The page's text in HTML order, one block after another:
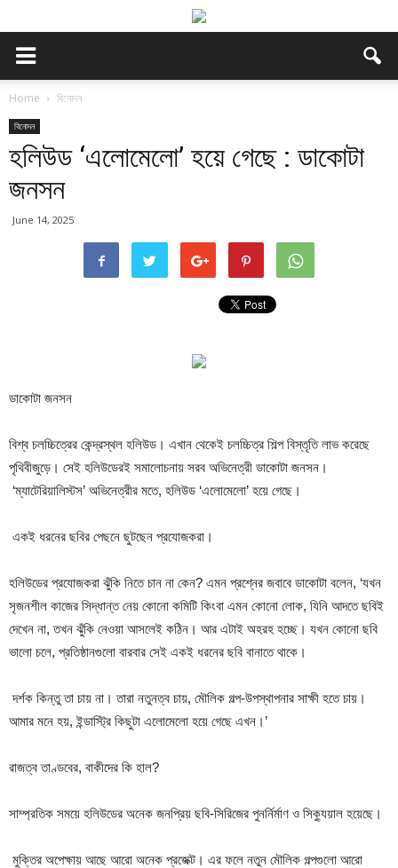
Home বিনোদন
বিনোদন
হলিউড ‘এলোমেলো’ হয়ে গেছে : ডাকোটা
জনসন
June 14, 2025
ডাকোটা জনসন
বিশ্ব চলচ্চিত্রের কেন্দ্রস্থল হলিউড। এখান থেকেই চলচ্চিত্র শিল্প বিস্তৃতি লাভ করেছে
পৃথিবীজুড়ে। সেই হলিউডেরই সমালোচনায় সরব অভিনেত্রী ডাকোটা জনসন।
‘ম্যাটেরিয়ালিস্টস’ অভিনেত্রীর মতে, হলিউড ‘এলোমেলো’ হয়ে গেছে।
একই ধরনের ছবির পেছনে ছুটছেন প্রযোজকরা।
হলিউডের প্রযোজকরা ঝুঁকি নিতে চান না কেন? এমন প্রশ্নের জবাবে ডাকোটা বলেন, ‘যখন
সৃজনশীল কাজের সিদ্ধান্ত নেয় কোনো কমিটি কিংবা এমন কোনো লোক, যিনি আদতে ছবিই
দেখেন না, তখন ঝুঁকি নেওয়া আসলেই কঠিন। আর এটাই অহরহ হচ্ছে। যখন কোনো ছবি
ভালো চলে, প্রতিষ্ঠানগুলো বারবার সেই একই ধরনের ছবি বানাতে থাকে।
দর্শক কিন্তু তা চায় না। তারা নতুনত্ব চায়, মৌলিক গল্প-উপস্থাপনার সাক্ষী হতে চায়।
আমার মনে হয়, ইন্ডাস্ট্রি কিছুটা এলোমেলো হয়ে গেছে এখন।’
রাজত্ব তাণ্ডবের, বাকীদের কি হাল?
সাম্প্রতিক সময়ে হলিউডের অনেক জনপ্রিয় ছবি-সিরিজের পুনর্নির্মাণ ও সিক্যুয়াল হয়েছে।
মুক্তির অপেক্ষায় আছে আরো অনেক প্রজেক্ট। এর ফলে নতুন মৌলিক গল্পগুলো আরো